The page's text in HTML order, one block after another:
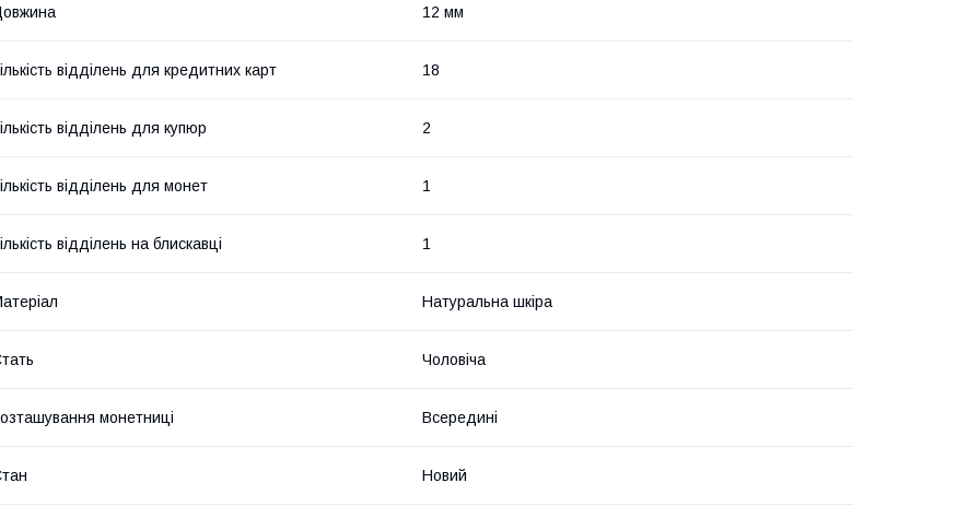
12 мм
відділень для кредитних карт 18
відділень для купюр 2
відділень для монет 1
відділень на блискавці 1
Натуральна шкіра
Чоловіча
монетниці Всередині
Новий